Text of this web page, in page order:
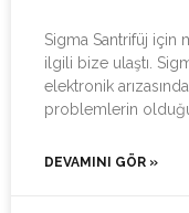
Sigma Santrifüj için
ilgili bize ulaştı.
elektronik
problemlerin
DEVAMINI GÖR »